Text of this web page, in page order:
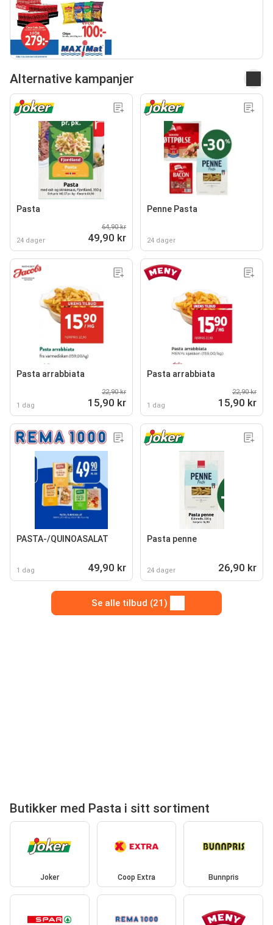
Alternative kampanjer
Pasta
24 dager
64,90 kr
49,90 kr
Penne Pasta
24 dager
Pasta arrabbiata
1 dag
22,90 kr
15,90 kr
Pasta arrabbiata
1 dag
22,90 kr
15,90 kr
PASTA-/QUINOASALAT
1 dag 49,90 kr
Pasta penne
24 dager 26,90 kr
Se alle tilbud (21)
Butikker med Pasta i sitt sortiment
Joker Coop Extra Bunnpris